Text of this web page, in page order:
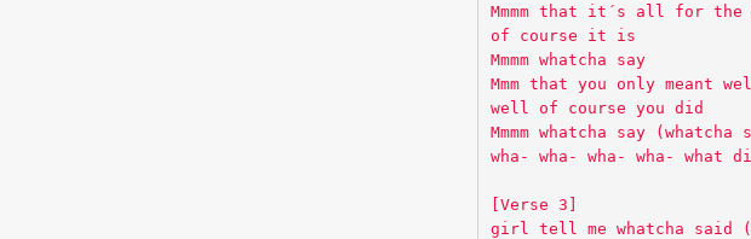
Mmmm that it´s all for the
of course it is
Mmmm whatcha say
Mmm that you only meant
well of course you did
Mmmm whatcha say (whatcha
wha- wha- wha- wha- what
[Verse 3]
girl tell me whatcha said